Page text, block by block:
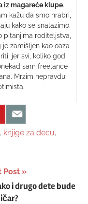
iz magareće klupe.
kažu da smo hrabri,
kako se snalazimo.
pitanjima roditeljstva,
zamišljen kao oaza
jer svi, koliko god
sam freelance
Mrzim nepravdu.
, knjige za decu,
Post
i drugo dete bude